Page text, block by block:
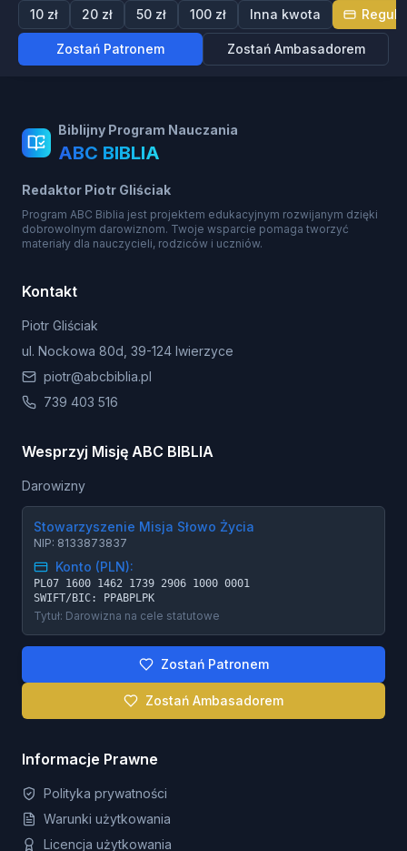
10 zł
20 zł 50 zł 100 zł Inna kwota
Zostań Patronem Zostań Ambasadorem
Biblijny Program Nauczania
ABC BIBLIA
Redaktor Piotr Gliściak
Program ABC Biblia jest projektem edukacyjnym rozwijanym dzięki
dobrowolnym darowiznom. Twoje wsparcie pomaga tworzyć
materiały dla nauczycieli, rodziców i uczniów.
Kontakt
Piotr Gliściak
ul. Nockowa 80d, 39-124 Iwierzyce
piotr@abcbiblia.pl
739 403 516
Wesprzyj Misję ABC BIBLIA
Darowizny
Stowarzyszenie Misja Słowo Życia
NIP: 8133873837
Konto (PLN):
PL07 1600 1462 1739 2906 1000 0001
SWIFT/BIC: PPABPLPK
Tytuł: Darowizna na cele statutowe
Zostań Patronem
Zostań Ambasadorem
Informacje Prawne
Polityka prywatności
Warunki użytkowania
Licencja użytkowania